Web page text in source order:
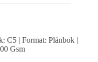
C5 | Format: Plånbok |
Gsm